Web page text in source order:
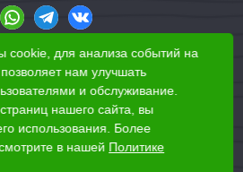
Справочная служба
+7 (3412) 77-60-50
для анализа событий на
нам улучшать
и обслуживание.
нашего сайта, вы
использования. Более
в нашей Политике